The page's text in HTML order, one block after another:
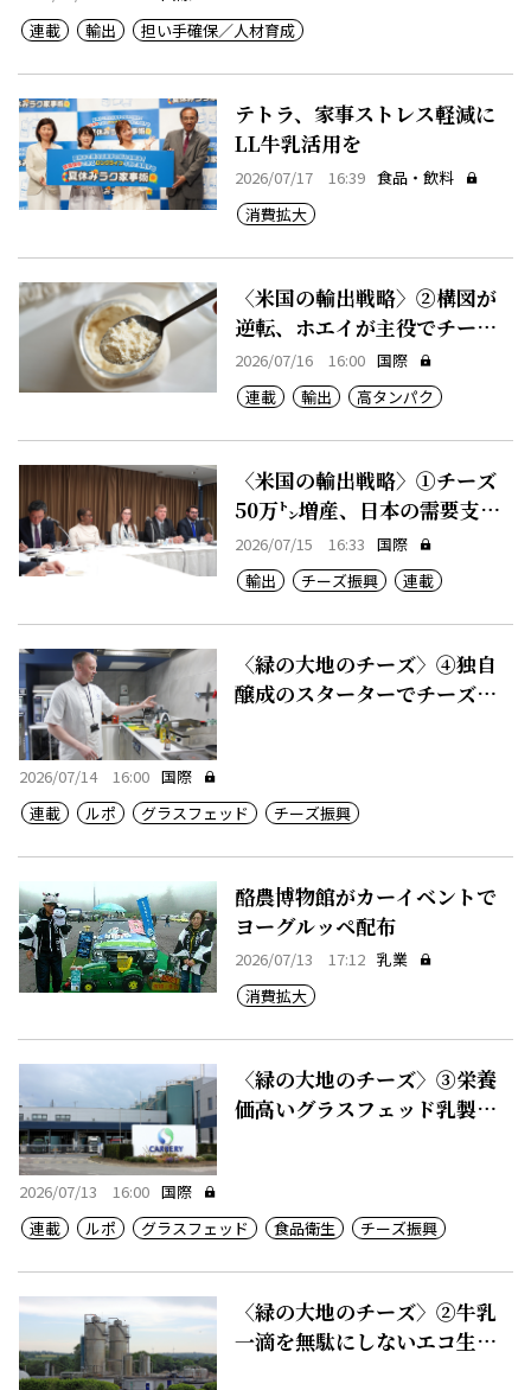
連載
輸出 担い手確保／人材育成
テトラ、家事ストレス軽減に
LL牛乳活用を
2026/07/17 16:39 食品・飲料
消費拡大
〈米国の輸出戦略〉②構図が
逆転、ホエイが主役でチーズ
が副産物
2026/07/16 16:00 国際
連載
輸出 高タンパク
〈米国の輸出戦略〉①チーズ
50万㌧増産、日本の需要支え
る
2026/07/15 16:33 国際
輸出
チーズ振興 連載
〈緑の大地のチーズ〉④独自
醸成のスターターでチーズに
2026/07/14 16:00 国際
連載
ルポ グラスフェッド チーズ振興
酪農博物館がカーイベントで
ヨーグルッペ配布
2026/07/13 17:12 乳業
消費拡大
〈緑の大地のチーズ〉③栄養
価高いグラスフェッド乳製
2026/07/13 16:00 国際
連載
ルポ グラスフェッド 食品衛生 チーズ振興
〈緑の大地のチーズ〉②牛乳
一滴を無駄にしないエコ生産